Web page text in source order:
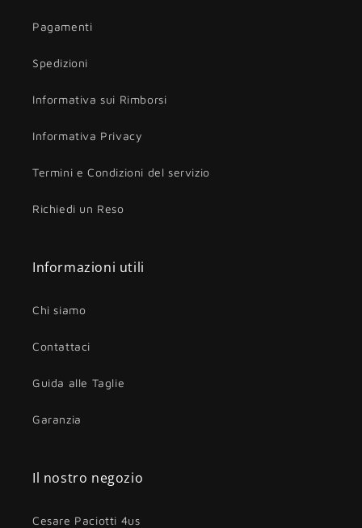
Pagamenti
Spedizioni
Informativa sui Rimborsi
Informativa Privacy
Termini e Condizioni del servizio
Richiedi un Reso
Informazioni utili
Chi siamo
Contattaci
Guida alle Taglie
Garanzia
Il nostro negozio
Cesare Paciotti 4us